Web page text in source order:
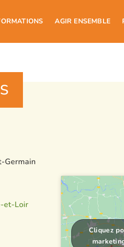
AGIR ENSEMBLE
Germain
et-Loir
Cliquez